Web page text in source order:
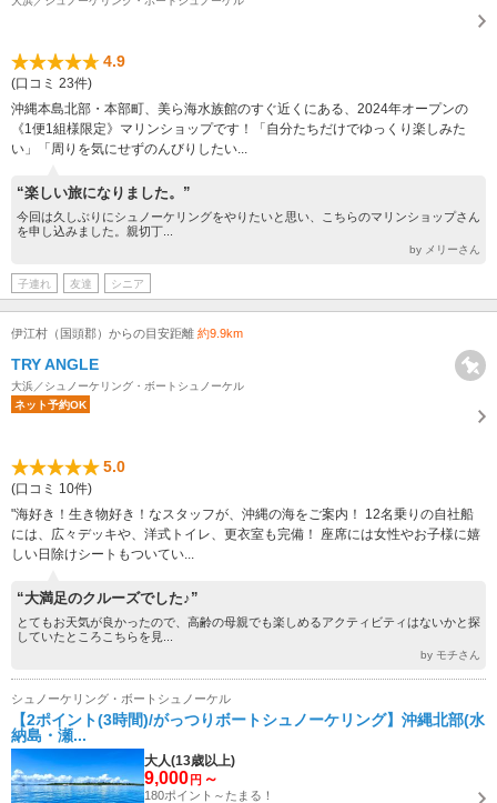
4.9
(口コミ 23件)
沖縄本島北部・本部町、美ら海水族館のすぐ近くにある、2024年オープンの
《1便1組様限定》マリンショップです！「自分たちだけでゆっくり楽しみた
い」「周りを気にせずのんびりしたい...
“楽しい旅になりました。”
今回は久しぶりにシュノーケリングをやりたいと思い、こちらのマリンショップさん
を申し込みました。親切丁...
by メリーさん
子連れ 友達 シニア
伊江村（国頭郡）からの目安距離 約9.9km
TRY ANGLE
大浜／シュノーケリング・ボートシュノーケル
ネット予約OK
5.0
(口コミ 10件)
"海好き！生き物好き！なスタッフが、沖縄の海をご案内！ 12名乗りの自社船
には、広々デッキや、洋式トイレ、更衣室も完備！ 座席には女性やお子様に嬉
しい日除けシートもついてい...
“大満足のクルーズでした♪”
とてもお天気が良かったので、高齢の母親でも楽しめるアクティビティはないかと探
していたところこちらを見...
by モチさん
シュノーケリング・ボートシュノーケル
【2ポイント(3時間)/がっつりボートシュノーケリング】沖縄北部(水
納島・瀬...
大人(13歳以上)
9,000 円 ～
180ポイント～たまる！